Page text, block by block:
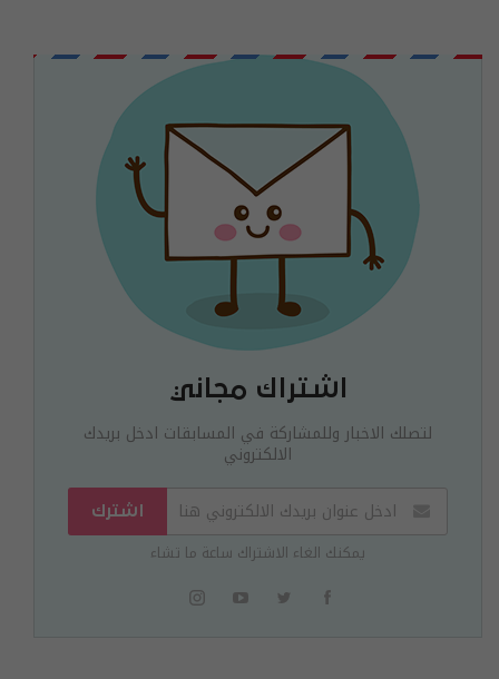
اشتراك مجاني
لتصلك الاخبار وللمشاركة في المسابقات ادخل بريدك
الالكتروني
اشترك
يمكنك الغاء الاشتراك ساعة ما تشاء